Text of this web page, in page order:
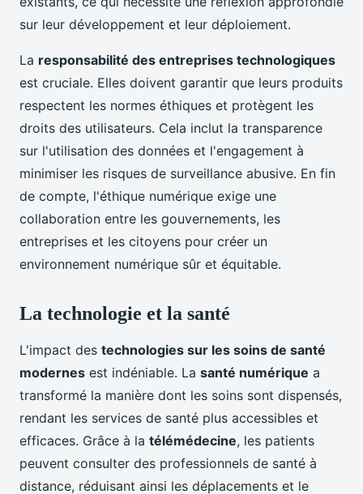
sur leur développement et leur déploiement.
La responsabilité des entreprises technologiques
est cruciale. Elles doivent garantir que leurs produits
respectent les normes éthiques et protègent les
droits des utilisateurs. Cela inclut la transparence
sur l'utilisation des données et l'engagement à
minimiser les risques de surveillance abusive. En fin
de compte, l'éthique numérique exige une
collaboration entre les gouvernements, les
entreprises et les citoyens pour créer un
environnement numérique sûr et équitable.
La technologie et la santé
L'impact des technologies sur les soins de santé
modernes est indéniable. La santé numérique a
transformé la manière dont les soins sont dispensés,
rendant les services de santé plus accessibles et
efficaces. Grâce à la télémédecine, les patients
peuvent consulter des professionnels de santé à
distance, réduisant ainsi les déplacements et le